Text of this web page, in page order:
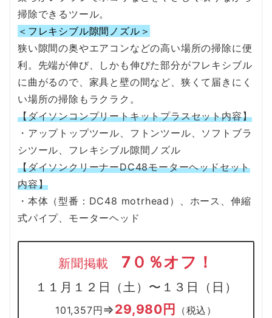
掃除できるツール。
＜フレキシブル隙間ノズル＞
狭い隙間の奥やエアコンなどの高い場所の掃除に便
利。先端が伸び、しかも伸びた部分がフレキシブル
に曲がるので、家具と壁の間など、狭くて届きにく
い場所の掃除もラクラク。
【ダイソンコンプリートキットプラスセット内容】
・アップトップツール、フトンツール、ソフトブラ
シツール、フレキシブル隙間ノズル
【ダイソンクリーナーDC48モーターヘッドセット
内容】
・本体（型番：DC48 motrhead）、ホース、伸縮
式パイプ、モーターヘッド
新聞掲載 7０％オフ！
１１月１２日（土）〜１３日（日）
101,357円 ⇒29,980円 （税込）